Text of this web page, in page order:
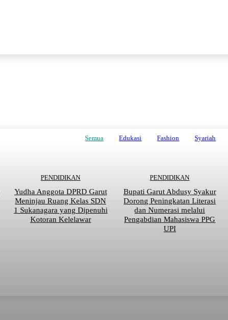
Semua Edukasi Fashion Syariah
PENDIDIKAN
Yudha Anggota DPRD Garut
Meninjau Ruang Kelas SDN
1 Sukanagara yang Dipenuhi
Kotoran Kelelawar
PENDIDIKAN
Bupati Garut Abdusy Syakur
Dorong Peningkatan Literasi
dan Numerasi melalui
Pengabdian Mahasiswa PPG
UPI